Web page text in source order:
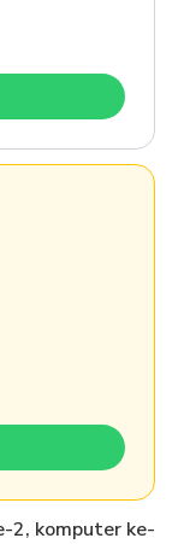
2, komputer ke-